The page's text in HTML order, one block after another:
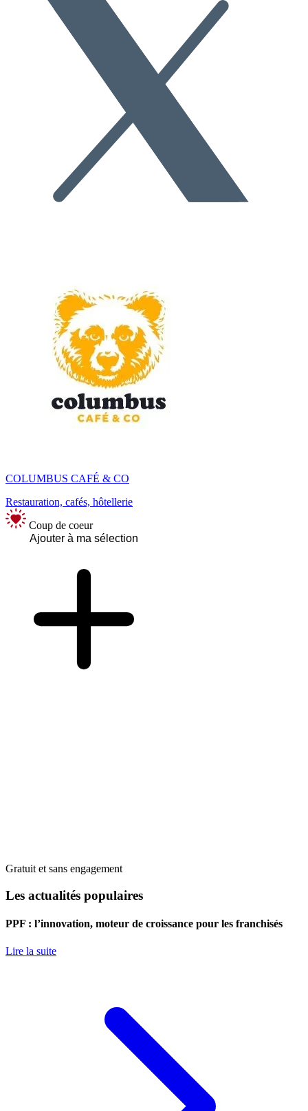
COLUMBUS CAFÉ & CO
Restauration, cafés, hôtellerie
Coup de coeur
Ajouter à ma sélection
Gratuit et sans engagement
Les actualités populaires
PPF : l’innovation, moteur de croissance pour les franchisés
Lire la suite